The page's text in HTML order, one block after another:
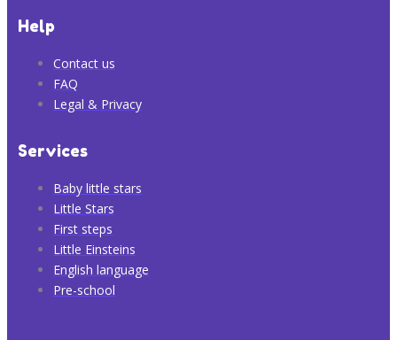
Help
Contact us
FAQ
Legal & Privacy
Services
Baby little stars
Little Stars
First steps
Little Einsteins
English language
Pre-school